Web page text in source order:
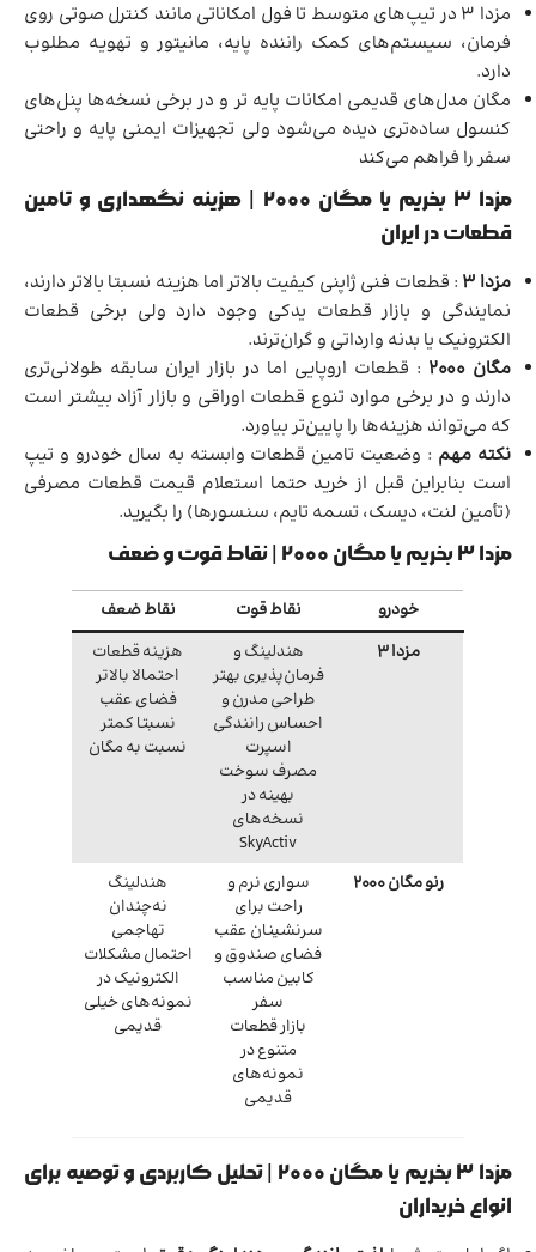
مزدا ۳ در تیپ‌های متوسط تا فول امکاناتی مانند کنترل صوتی روی
فرمان، سیستم‌های کمک راننده پایه، مانیتور و تهویه مطلوب
دارد.
مگان مدل‌های قدیمی امکانات پایه تر و در برخی نسخه‌ها پنل‌های
کنسول ساده‌تری دیده می‌شود ولی تجهیزات ایمنی پایه و راحتی
سفر را فراهم می‌کند
مزدا ۳ بخریم یا مگان ۲۰۰۰ | هزینه نگهداری و تامین
قطعات در ایران
مزدا ۳
: قطعات فنی ژاپنی کیفیت بالاتر اما هزینه نسبتا بالاتر دارند،
نمایندگی و بازار قطعات یدکی وجود دارد ولی برخی قطعات
الکترونیک یا بدنه وارداتی و گران‌ترند.
مگان ۲۰۰۰
: قطعات اروپایی اما در بازار ایران سابقه طولانی‌تری
دارند و در برخی موارد تنوع قطعات اوراقی و بازار آزاد بیشتر است
که می‌تواند هزینه‌ها را پایین‌تر بیاورد.
نکته مهم : وضعیت تامین قطعات وابسته به سال خودرو و تیپ
است بنابراین قبل از خرید حتما استعلام قیمت قطعات مصرفی
(تأمین لنت، دیسک، تسمه تایم، سنسورها) را بگیرید.
مزدا ۳ بخریم یا مگان ۲۰۰۰ | نقاط قوت و ضعف
خودرو نقاط قوت
نقاط ضعف
مزدا ۳
هندلینگ و
فرمان‌پذیری بهتر
طراحی مدرن و
احساس رانندگی
اسپرت
مصرف سوخت
بهینه در
نسخه‌های
SkyActiv
هزینه قطعات
احتمالا بالاتر
فضای عقب
نسبتا کمتر
نسبت به مگان
رنو مگان ۲۰۰۰
سواری نرم و
راحت برای
سرنشینان عقب
فضای صندوق و
کابین مناسب
سفر
بازار قطعات
متنوع در
نمونه‌های
قدیمی
هندلینگ
نه‌چندان
تهاجمی
احتمال مشکلات
الکترونیک در
نمونه‌های خیلی
قدیمی
مزدا ۳ بخریم یا مگان ۲۰۰۰ | تحلیل کاربردی و توصیه برای
انواع خریداران